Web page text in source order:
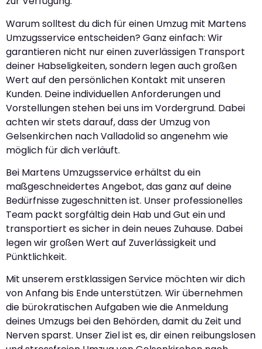
Warum solltest du dich für einen Umzug mit Martens
Umzugsservice entscheiden? Ganz einfach: Wir
garantieren nicht nur einen zuverlässigen Transport
deiner Habseligkeiten, sondern legen auch großen
Wert auf den persönlichen Kontakt mit unseren
Kunden. Deine individuellen Anforderungen und
Vorstellungen stehen bei uns im Vordergrund. Dabei
achten wir stets darauf, dass der Umzug von
Gelsenkirchen nach Valladolid so angenehm wie
möglich für dich verläuft.
Bei Martens Umzugsservice erhältst du ein
maßgeschneidertes Angebot, das ganz auf deine
Bedürfnisse zugeschnitten ist. Unser professionelles
Team packt sorgfältig dein Hab und Gut ein und
transportiert es sicher in dein neues Zuhause. Dabei
legen wir großen Wert auf Zuverlässigkeit und
Pünktlichkeit.
Mit unserem erstklassigen Service möchten wir dich
von Anfang bis Ende unterstützen. Wir übernehmen
die bürokratischen Aufgaben wie die Anmeldung
deines Umzugs bei den Behörden, damit du Zeit und
Nerven sparst. Unser Ziel ist es, dir einen reibungslosen